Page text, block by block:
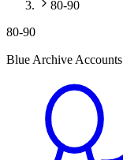
80-90
80-90
Blue Archive Accounts